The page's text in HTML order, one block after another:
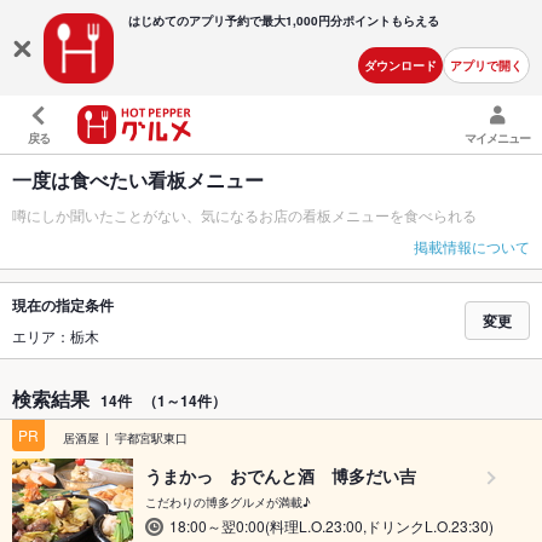
はじめてのアプリ予約で最大1,000円分ポイントもらえる
ダウンロード アプリで開く
戻る マイメニュー
一度は食べたい看板メニュー
噂にしか聞いたことがない、気になるお店の看板メニューを食べられる
掲載情報について
現在の指定条件
エリア：栃木
変更
検索結果 14件 （1～14件）
PR 居酒屋 宇都宮駅東口
うまかっ おでんと酒 博多だい吉
こだわりの博多グルメが満載♪
18:00～翌0:00(料理L.O.23:00,ドリンクL.O.23:30)